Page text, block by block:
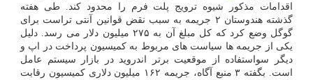
اقدامات مذکور شیوه ترویج پلت فرم را محدود کند. طی هفته
گذشته هندوستان ۲ جریمه به سبب نقض قوانین آنتی تراست برای
گوگل وضع کرد که کل مبلغ آن به ۲۷۵ میلیون دلار می رسد. دلیل
یکی از جریمه ها سیاست های مربوط به کمیسیون پرداخت در اپ و
دیگر سواستفاده از موقعیت برتر اندروید در بازار سیستم عامل
است. بگفته ۳ منبع آگاه، جریمه ۱۶۲ میلیون دلاری کمیسیون رقابت